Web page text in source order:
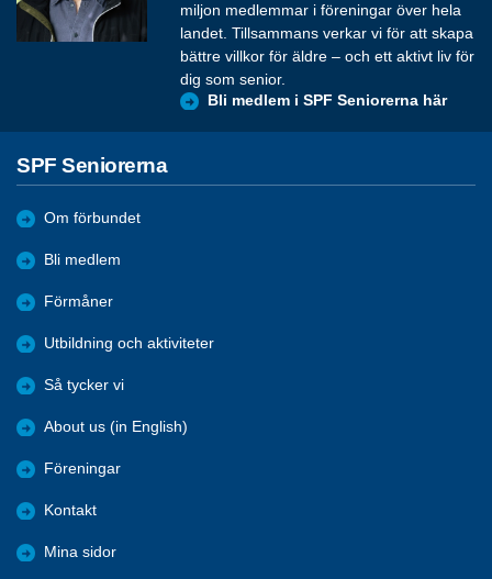
miljon medlemmar i föreningar över hela
landet. Tillsammans verkar vi för att skapa
bättre villkor för äldre – och ett aktivt liv för
dig som senior.
Bli medlem i SPF Seniorerna här
SPF Seniorerna
Om förbundet
Bli medlem
Förmåner
Utbildning och aktiviteter
Så tycker vi
About us (in English)
Föreningar
Kontakt
Mina sidor